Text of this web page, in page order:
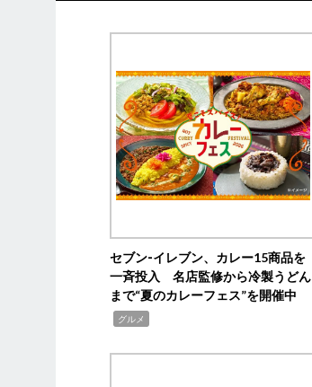
セブン‐イレブン、カレー15商品を
一斉投入 名店監修から冷製うどん
まで“夏のカレーフェス”を開催中
グルメ